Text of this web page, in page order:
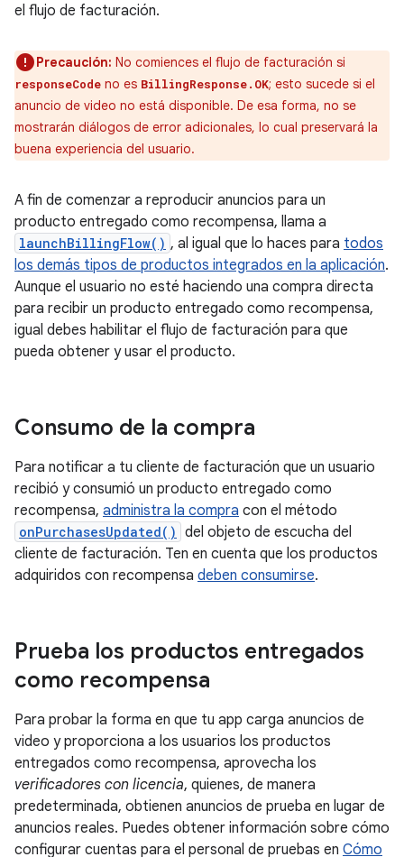
el flujo de facturación.
Precaución: No comiences el flujo de facturación si
responseCode no es BillingResponse.OK; esto sucede si el
anuncio de video no está disponible. De esa forma, no se
mostrarán diálogos de error adicionales, lo cual preservará la
buena experiencia del usuario.
A fin de comenzar a reproducir anuncios para un
producto entregado como recompensa, llama a
launchBillingFlow() , al igual que lo haces para todos
los demás tipos de productos integrados en la aplicación.
Aunque el usuario no esté haciendo una compra directa
para recibir un producto entregado como recompensa,
igual debes habilitar el flujo de facturación para que
pueda obtener y usar el producto.
Consumo de la compra
Para notificar a tu cliente de facturación que un usuario
recibió y consumió un producto entregado como
recompensa, administra la compra con el método
onPurchasesUpdated() del objeto de escucha del
cliente de facturación. Ten en cuenta que los productos
adquiridos con recompensa deben consumirse.
Prueba los productos entregados
como recompensa
Para probar la forma en que tu app carga anuncios de
video y proporciona a los usuarios los productos
entregados como recompensa, aprovecha los
verificadores con licencia, quienes, de manera
predeterminada, obtienen anuncios de prueba en lugar de
anuncios reales. Puedes obtener información sobre cómo
configurar cuentas para el personal de pruebas en Cómo